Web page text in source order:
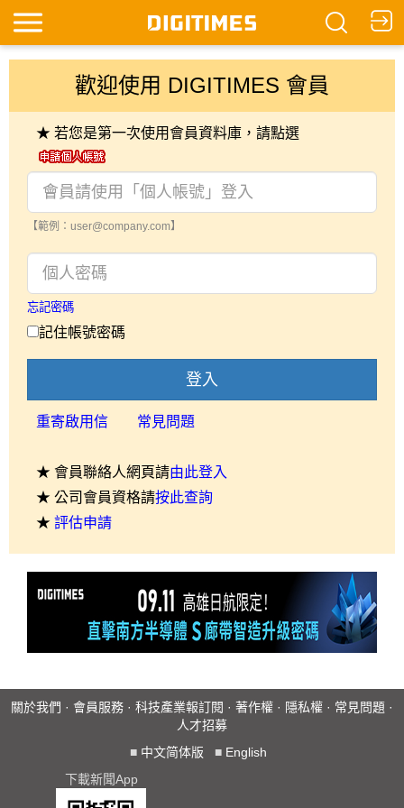
歡迎使用 DIGITIMES 會員
★ 若您是第一次使用會員資料庫，請點選
【範例：user@company.com】
忘記密碼
記住帳號密碼
登入
重寄啟用信 常見問題
★ 會員聯絡人網頁請由此登入
★ 公司會員資格請按此查詢
★ 評估申請
關於我們 · 會員服務 · 科技產業報訂閱 · 著作權 · 隱私權 · 常見問題 ·
人才招募
■ 中文简体版 ■ English
下載新聞App